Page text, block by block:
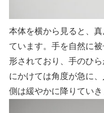
本体を横から見ると、
ています。手を自然に
形されており、手のひ
にかけては角度が急に
側は緩やかに降りていき